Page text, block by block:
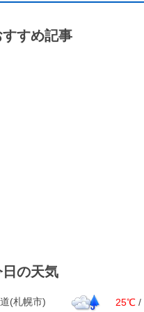
すすめ記事
日の天気
(札幌市) 25℃ /